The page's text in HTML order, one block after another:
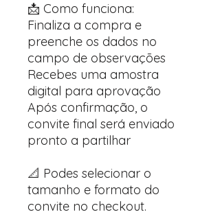
📩 Como funciona:
Finaliza a compra e
preenche os dados no
campo de observações
Recebes uma amostra
digital para aprovação
Após confirmação, o
convite final será enviado
pronto a partilhar
📐 Podes selecionar o
tamanho e formato do
convite no checkout.